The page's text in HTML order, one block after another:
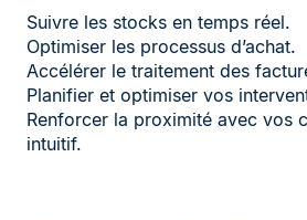
Suivre les stocks en temps réel.
Optimiser les processus d’achat.
Accélérer le traitement des
Planifier et optimiser vos
Renforcer la proximité avec vos
intuitif.